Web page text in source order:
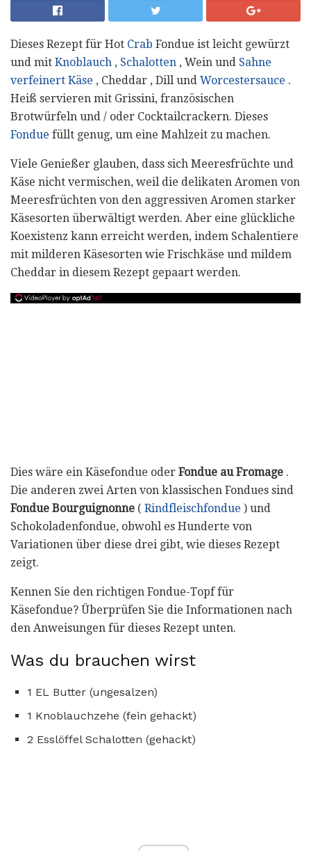
Dieses Rezept für Hot Crab Fondue ist leicht gewürzt
und mit Knoblauch , Schalotten , Wein und Sahne
verfeinert Käse , Cheddar , Dill und Worcestersauce .
Heiß servieren mit Grissini, französischen
Brotwürfeln und / oder Cocktailcrackern. Dieses
Fondue füllt genug, um eine Mahlzeit zu machen.
Viele Genießer glauben, dass sich Meeresfrüchte und
Käse nicht vermischen, weil die delikaten Aromen von
Meeresfrüchten von den aggressiven Aromen starker
Käsesorten überwältigt werden. Aber eine glückliche
Koexistenz kann erreicht werden, indem Schalentiere
mit milderen Käsesorten wie Frischkäse und mildem
Cheddar in diesem Rezept gepaart werden.
Dies wäre ein Käsefondue oder Fondue au Fromage .
Die anderen zwei Arten von klassischen Fondues sind
Fondue Bourguignonne ( Rindfleischfondue ) und
Schokoladenfondue, obwohl es Hunderte von
Variationen über diese drei gibt, wie dieses Rezept
zeigt.
Kennen Sie den richtigen Fondue-Topf für
Käsefondue? Überprüfen Sie die Informationen nach
den Anweisungen für dieses Rezept unten.
Was du brauchen wirst
1 EL Butter (ungesalzen)
1 Knoblauchzehe (fein gehackt)
2 Esslöffel Schalotten (gehackt)